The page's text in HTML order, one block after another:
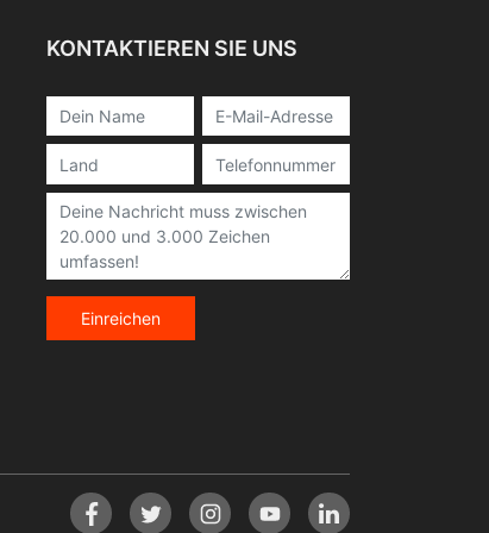
KONTAKTIEREN SIE UNS
Einreichen